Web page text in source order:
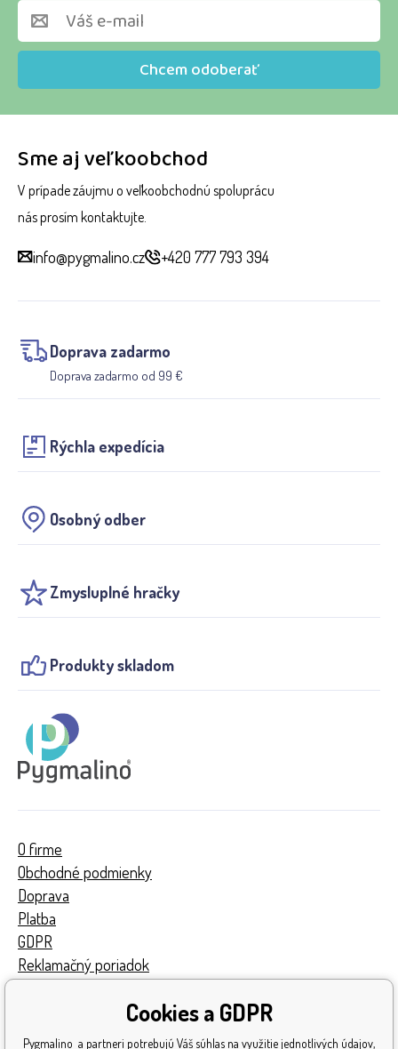
Sme aj veľkoobchod
V prípade záujmu o veľkoobchodnú spoluprácu
nás prosím kontaktujte.
info@pygmalino.cz +420 777 793 394
Doprava zadarmo
Doprava zadarmo od 99 €
Rýchla expedícia
Osobný odber
Zmysluplné hračky
Produkty skladom
Chcem odoberať
O firme
Obchodné podmienky
Doprava
Platba
GDPR
Reklamačný poriadok
Získané ocenenia
Cookies a GDPR
Pygmalino a partneri potrebujú Váš súhlas na využitie jednotlivých údajov,